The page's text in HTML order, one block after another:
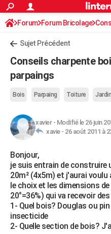
ACTUALITÉS
Politique
Société
Faits Divers
Education
Monde
Villes
+
Programme TV
Streaming
Sorties cinéma
FINANCE
Retraite
Impôts
Epargne
Immobilier
Risques naturels par ville
Banque
Assurance
Crédit
AUTO
Essais
Réserver un essai
Citadines
Berlines
SUV
Forum auto
HIGH-TECH
Mobiles
Meilleur smartphone
Internet
Ordinateurs
Jeux vidéo
Guide high-tech
+BRICOLAGE
Forum
Aménagement intérieur
Extérieur
Cuisine
Salle de bains
Jardinage
Rangement
WEEK-END
Guides de France
Escapades
Patrimoine
Expositions
Musées
Week-end nature
+LIFESTYLE
Art de vivre
Bien-être
Loisirs
Mode
Modes de vie
SANTE
Alimentation
Guide de la santé
Maladies
Médicaments
Sommeil
VOYAGE
Forum Forum Bricolage
Charpente, toiture, combles
Sujet Précédent
Conseils charpente
parpaings
Bois Parpaing Toiture Jardin
xavier- Modifié le 26 juin
xavie - 26 août 2011 à
Bonjour,
je suis entrain de construire
20m² (4x5m) et j'aurai
le choix et les dimensions
20°=36%) qui va recevoir
1- Quel bois? Douglas ou
insecticide
2- Quelle section de bois?